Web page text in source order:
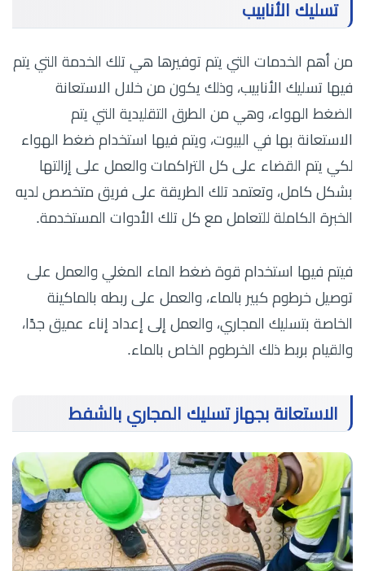
تسليك الأنابيب
من أهم الخدمات التي يتم توفيرها هي تلك الخدمة التي يتم
فيها تسليك الأنابيب، وذلك يكون من خلال الاستعانة
الضغط الهواء، وهي من الطرق التقليدية التي يتم
الاستعانة بها في البيوت، ويتم فيها استخدام ضغط الهواء
لكي يتم القضاء على كل التراكمات والعمل على إزالتها
بشكل كامل، وتعتمد تلك الطريقة على فريق متخصص لديه
الخبرة الكاملة للتعامل مع كل تلك الأدوات المستخدمة.
فيتم فيها استخدام قوة ضغط الماء المغلي والعمل على
توصيل خرطوم كبير بالماء، والعمل على ربطه بالماكينة
الخاصة بتسليك المجاري، والعمل إلى إعداد إناء عميق جدًا،
والقيام بربط ذلك الخرطوم الخاص بالماء.
الاستعانة بجهاز تسليك المجاري بالشفط